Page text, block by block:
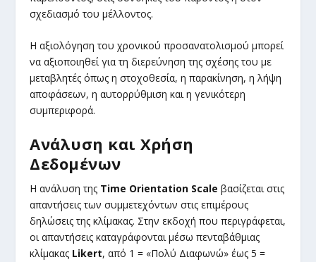
σχεδιασμό του μέλλοντος.
Η αξιολόγηση του χρονικού προσανατολισμού μπορεί
να αξιοποιηθεί για τη διερεύνηση της σχέσης του με
μεταβλητές όπως η στοχοθεσία, η παρακίνηση, η λήψη
αποφάσεων, η αυτορρύθμιση και η γενικότερη
συμπεριφορά.
Ανάλυση και Χρήση
Δεδομένων
Η ανάλυση της Time Orientation Scale βασίζεται στις
απαντήσεις των συμμετεχόντων στις επιμέρους
δηλώσεις της κλίμακας. Στην εκδοχή που περιγράφεται,
οι απαντήσεις καταγράφονται μέσω πενταβάθμιας
κλίμακας Likert, από 1 = «Πολύ Διαφωνώ» έως 5 =